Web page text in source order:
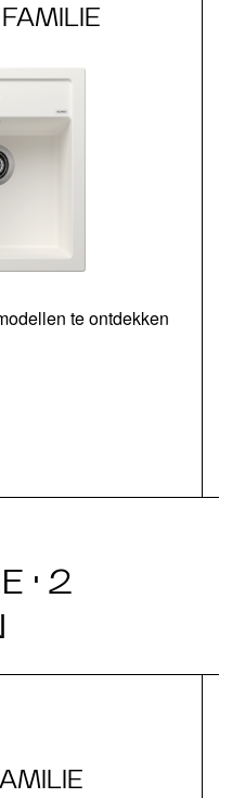
te ontdekken
· 2